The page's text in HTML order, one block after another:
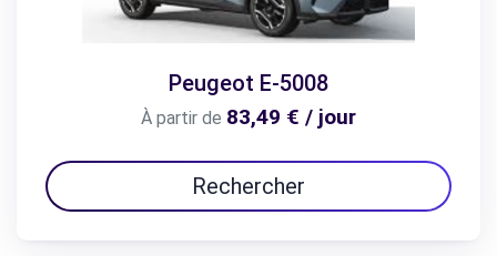
Peugeot E-5008
À partir de 83,49 € / jour
Rechercher